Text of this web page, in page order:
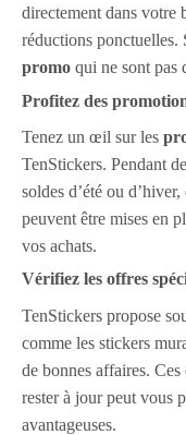
directement dans votre
réductions ponctuelles.
promo qui ne sont pas
Profitez des
Tenez un œil sur les
TenStickers. Pendant
soldes d’été ou
peuvent être mises en
vos achats.
Vérifiez les offres
TenStickers propose
comme les stickers
de bonnes affaires.
rester à jour peut vous
avantageuses.